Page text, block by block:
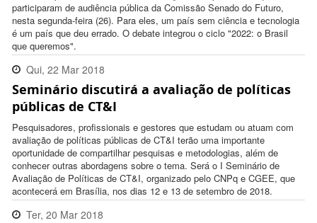
participaram de audiência pública da Comissão Senado do Futuro,
nesta segunda-feira (26). Para eles, um país sem ciência e tecnologia
é um país que deu errado. O debate integrou o ciclo "2022: o Brasil
que queremos".
Qui, 22 Mar 2018
08:29:00 -0300
Seminário discutirá a avaliação de políticas
públicas de CT&I
Pesquisadores, profissionais e gestores que estudam ou atuam com
avaliação de políticas públicas de CT&I terão uma importante
oportunidade de compartilhar pesquisas e metodologias, além de
conhecer outras abordagens sobre o tema. Será o I Seminário de
Avaliação de Políticas de CT&I, organizado pelo CNPq e CGEE, que
acontecerá em Brasília, nos dias 12 e 13 de setembro de 2018.
Ter, 20 Mar 2018